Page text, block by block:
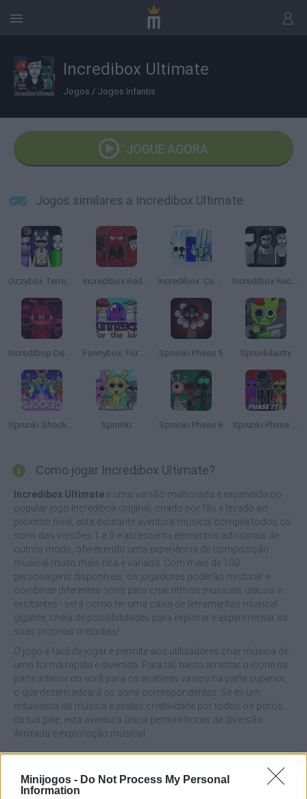
Minijogos - Do Not Process My Personal
Information
Incredibox Ultimate
Jogos / Jogos Infantis
JOGUE AGORA
Jogos similares a Incredibox Ultimate
Ozzybox Terrors: Incredibox with Horror Characters Incredibox Red Colorbox Incredibox: Cool As Ice Incredibox Recursed
Incredibop Deadline Funnybox: For The Lols Sprunki Phase 5 Sprunkilairity
Sprunki Shocked Sprunki Sprunki Phase 8 Sprunki Phase 777
Como jogar Incredibox Ultimate?
Incredibox Ultimate é uma versão melhorada e expandida do
popular jogo Incredibox original, criado por fãs e levado ao
próximo nível, esta excitante aventura musical compila todos os
sons das versões 1 a 9 e acrescenta elementos adicionais de
outros mods, oferecendo uma experiência de composição
musical muito mais rica e variada. Com mais de 100
personagens disponíveis, os jogadores poderão misturar e
combinar diferentes sons para criar ritmos musicais únicos e
excitantes - será como ter uma caixa de ferramentas musical
gigante, cheia de possibilidades para explorar e experimentar as
suas próprias melodias!
O jogo é fácil de jogar e permite aos utilizadores criar música de
uma forma rápida e divertida. Para tal, basta arrastar o ícone na
parte inferior do ecrã para os avatares vazios na parte superior,
o que desencadeará os sons correspondentes. Se és um
entusiasta da música e exalas criatividade por todos os poros
da tua pele, esta aventura única permite horas de diversão
ilimitada e exploração musical.
Quais são os destaques do Incredibox
Ultimate?